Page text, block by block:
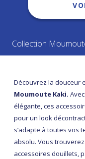
Collection
Découvrez la douceur
Moumoute Kaki.
élégante, ces
pour un look
s’adapte à toutes vos
absolu. Vous
accessoires douillets,